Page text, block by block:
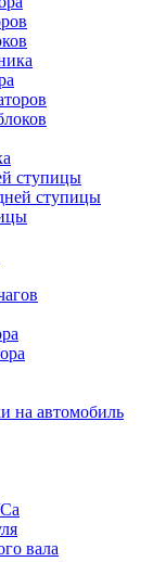
ступицы
ступицы
на автомобиль
вала